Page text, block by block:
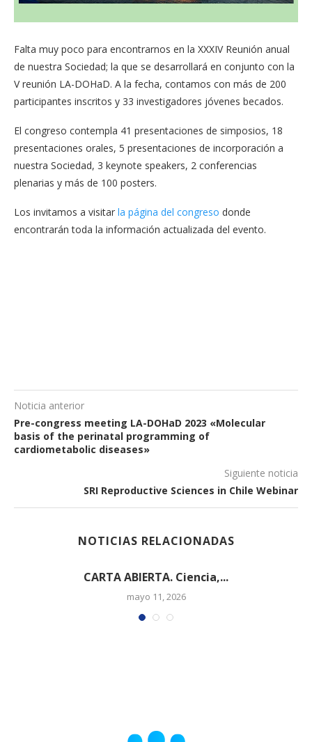
Falta muy poco para encontrarnos en la XXXIV Reunión anual
de nuestra Sociedad; la que se desarrollará en conjunto con la
V reunión LA-DOHaD. A la fecha, contamos con más de 200
participantes inscritos y 33 investigadores jóvenes becados.
El congreso contempla 41 presentaciones de simposios, 18
presentaciones orales, 5 presentaciones de incorporación a
nuestra Sociedad, 3 keynote speakers, 2 conferencias
plenarias y más de 100 posters.
Los invitamos a visitar la página del congreso donde
encontrarán toda la información actualizada del evento.
Noticia anterior
Pre-congress meeting LA-DOHaD 2023 «Molecular
basis of the perinatal programming of
cardiometabolic diseases»
Siguiente noticia
SRI Reproductive Sciences in Chile Webinar
NOTICIAS RELACIONADAS
CARTA ABIERTA. Ciencia,...
mayo 11, 2026